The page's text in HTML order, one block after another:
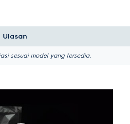
Ulasan
sesuai model yang tersedia.